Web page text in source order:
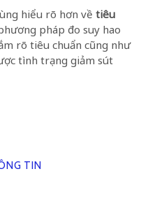
hiểu rõ hơn về tiêu
pháp đo suy hao
rõ tiêu chuẩn cũng như
tình trạng giảm sút
TIN